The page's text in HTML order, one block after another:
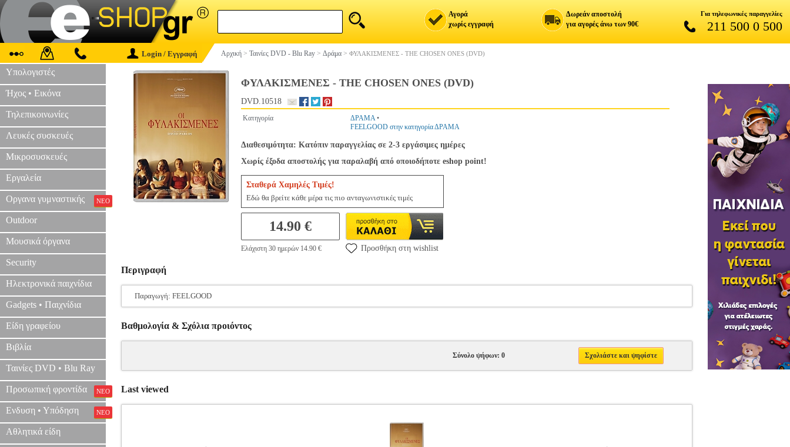
Αγορά
χωρίς εγγραφή
Δωρεάν αποστολή
για αγορές άνω των 90€
Για τηλεφωνικές παραγγελίες
211 500 0 500
Login / Εγγραφή Αρχική > Ταινίες DVD - Blu Ray > Δράμα > ΦΥΛΑΚΙΣΜΕΝΕΣ - THE CHOSEN ONES (DVD)
Υπολογιστές
Ήχος • Εικόνα
Τηλεπικοινωνίες
Λευκές συσκευές
Μικροσυσκευές
Εργαλεία
Οργανα γυμναστικής ΝΕΟ
Outdoor
Μουσικά όργανα
Security
Ηλεκτρονικά παιχνίδια
Gadgets • Παιχνίδια
Είδη γραφείου
Βιβλία
Ταινίες DVD • Blu Ray
Προσωπική φροντίδα ΝΕΟ
Ενδυση • Υπόδηση ΝΕΟ
Αθλητικά είδη
ΦΥΛΑΚΙΣΜΕΝΕΣ - THE CHOSEN ONES (DVD)
DVD.10518
Κατηγορία ΔΡΑΜΑ•
FEELGOOD στην κατηγορία ΔΡΑΜΑ
Διαθεσιμότητα: Κατόπιν παραγγελίας σε 2-3 εργάσιμες ημέρες
Χωρίς έξοδα αποστολής για παραλαβή από οποιοδήποτε eshop point!
Σταθερά Χαμηλές Τιμές!
Εδώ θα βρείτε κάθε μέρα τις πιο ανταγωνιστικές τιμές
14.90 €
Ελάχιστη 30 ημερών 14.90 € Προσθήκη στη wishlist
Περιγραφή
Παραγωγή: FEELGOOD
Βαθμολογία & Σχόλια προιόντος
Σύνολο ψήφων: 0 Σχολιάστε και ψηφίστε
Last viewed